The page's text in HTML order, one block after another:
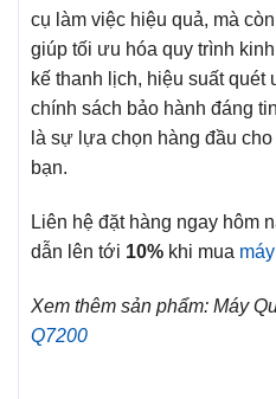
cụ làm việc hiệu quả, mà
giúp tối ưu hóa quy trình
kế thanh lịch, hiệu suất quét
chính sách bảo hành đáng
là sự lựa chọn hàng đầu
bạn.
Liên hệ đặt hàng ngay hôm
dẫn lên tới 10% khi mua
Xem thêm sản phẩm: Máy
Q7200